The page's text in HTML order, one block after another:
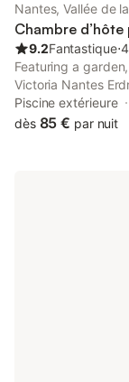
Nantes, Vallée de
Chambre
9.2Fantastique⋅
Featuring a
Victoria Nantes
access to a
Piscine extérieure
dès 85 € par nuit